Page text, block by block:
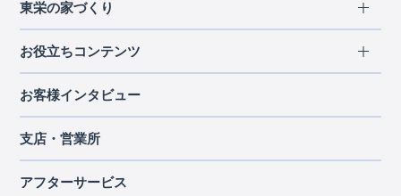
北海道・東北
北海道
宮城県
千葉県
中部
山梨県
静岡県
東栄の家づくり
長期優良住宅
住宅性能評価書
ブルーミングガーデンは地震につよい<建物編>
室内空間を快適に保つ断熱性能
お役立ちコンテンツ
ご契約までの道のり
現地見学ガイド
ご紹介制度のご案内
お客様インタビュー
支店・営業所
アフターサービス